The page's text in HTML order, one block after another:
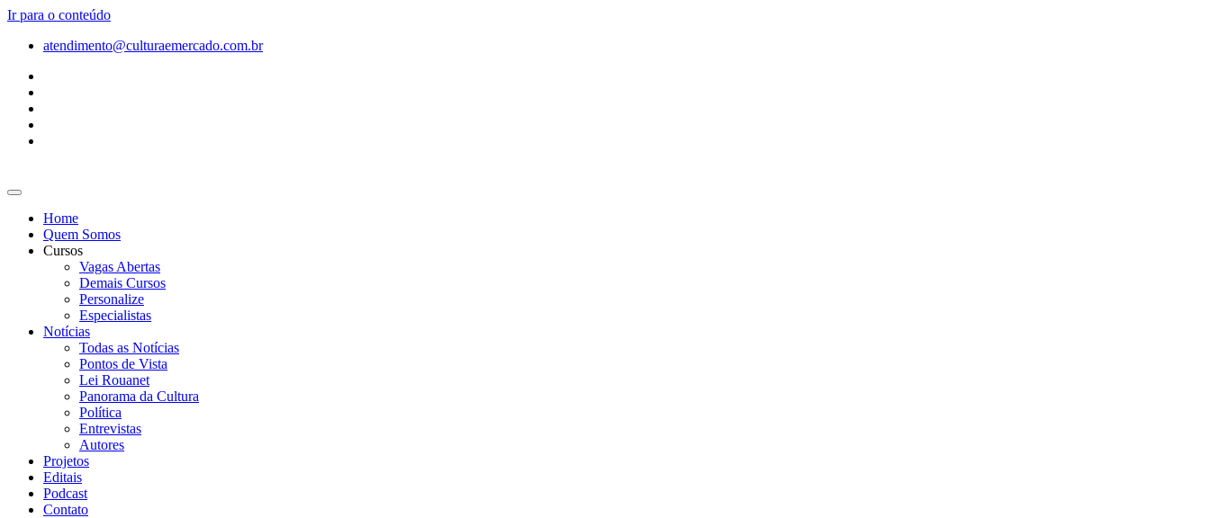
Ir para o conteúdo
atendimento@culturaemercado.com.br
Home
Quem Somos
Cursos
Vagas Abertas
Demais Cursos
Personalize
Especialistas
Notícias
Todas as Notícias
Pontos de Vista
Lei Rouanet
Panorama da Cultura
Política
Entrevistas
Autores
Projetos
Editais
Podcast
Contato